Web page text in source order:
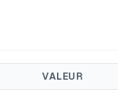
VALEUR